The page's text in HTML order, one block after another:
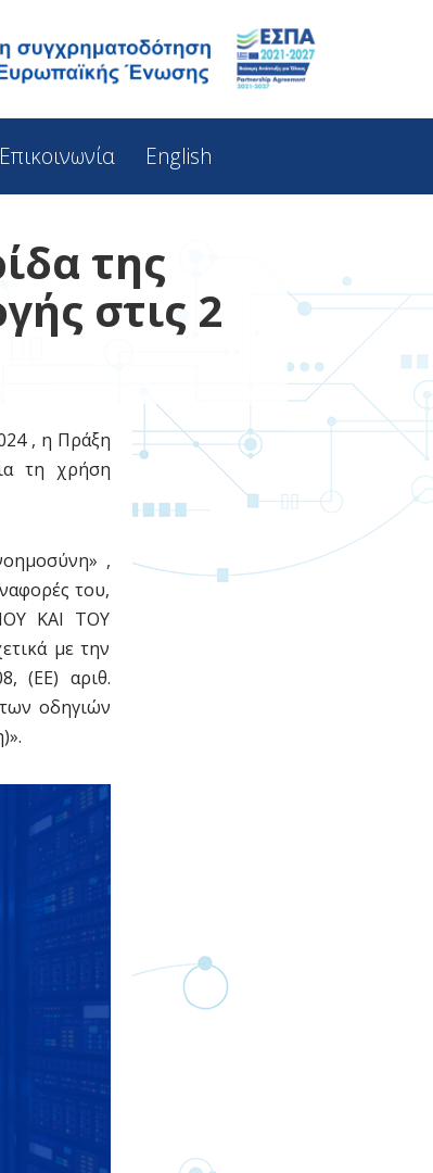
Επικοινωνία English
της
στις 2
, η Πράξη
τη χρήση
,
του,
ΚΑΙ ΤΟΥ
με την
(ΕΕ) αριθ.
οδηγιών